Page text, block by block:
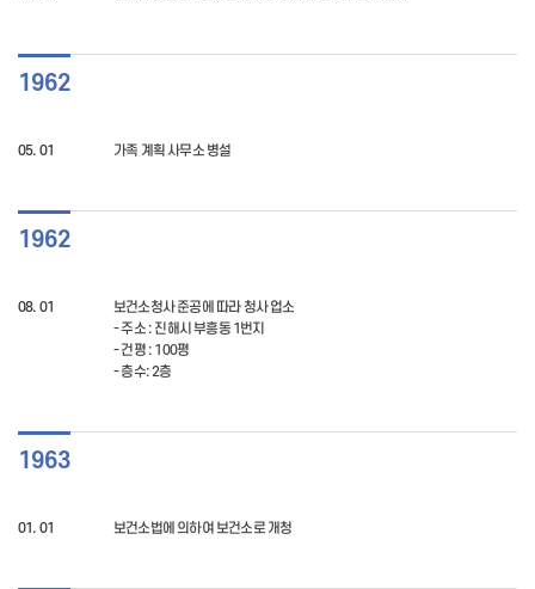
1962
05. 01 가족 계획 사무소 병설
1962
08. 01
보건소청사 준공에 따라 청사 업소
- 주소 : 진해시 부흥동 1번지
- 건평 : 100평
- 층수: 2층
1963
01. 01 보건소법에 의하여 보건소로 개청